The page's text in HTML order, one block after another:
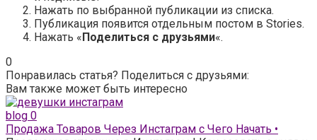
Нажать по выбранной публикации из списка.
Публикация появится отдельным постом в Stories.
Нажать « Поделиться с друзьями«.
0
Понравилась статья? Поделиться с друзьями:
Вам также может быть интересно
blog 0
Продажа Товаров Через Инстаграм с Чего Начать •